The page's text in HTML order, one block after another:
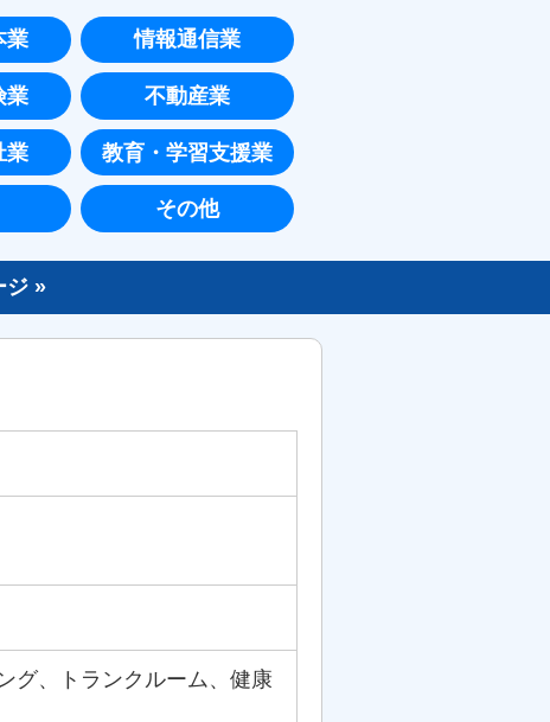
業 情報通信業
業 不動産業
業 教育・学習支援業
その他
ジ »
グ、トランクルーム、健康